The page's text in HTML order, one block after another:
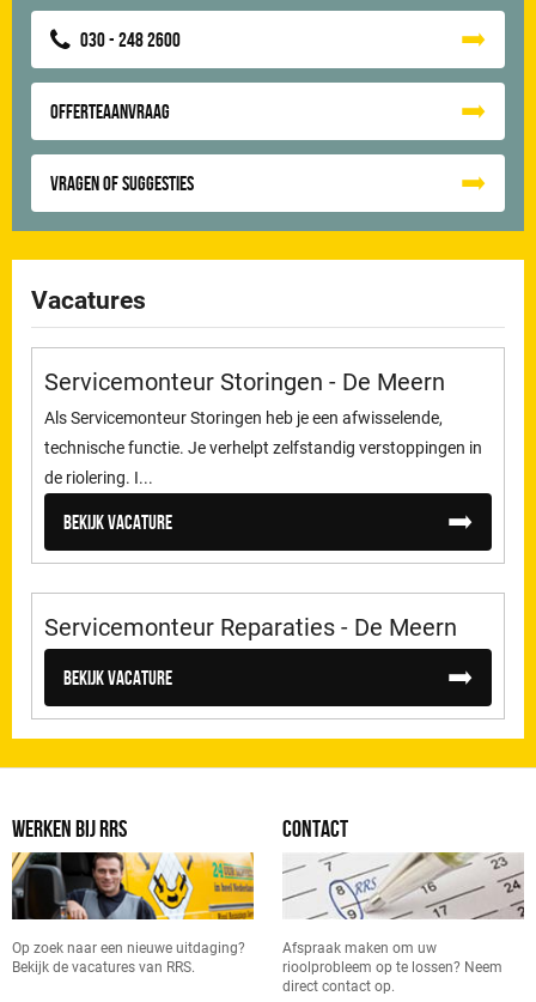
030 - 248 2600
Offerteaanvraag
Vragen of suggesties
Vacatures
Servicemonteur Storingen - De Meern
Als Servicemonteur Storingen heb je een afwisselende,
technische functie. Je verhelpt zelfstandig verstoppingen in
de riolering. I...
Bekijk vacature
Servicemonteur Reparaties - De Meern
Bekijk vacature
WERKEN BIJ RRS
Op zoek naar een nieuwe uitdaging?
Bekijk de vacatures van RRS.
CONTACT
Afspraak maken om uw
rioolprobleem op te lossen? Neem
direct contact op.